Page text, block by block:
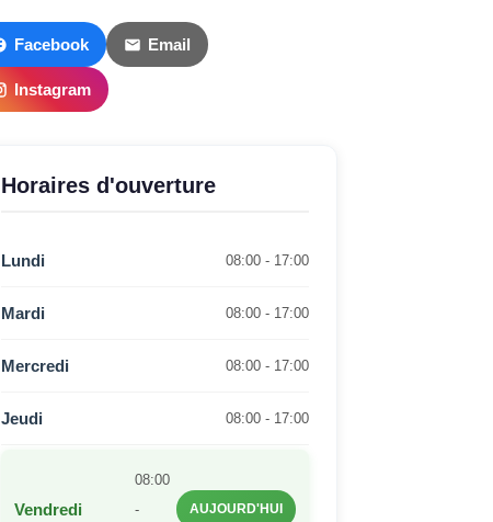
Facebook Email
Instagram
Horaires d'ouverture
Lundi 08:00 - 17:00
Mardi 08:00 - 17:00
Mercredi 08:00 - 17:00
Jeudi 08:00 - 17:00
Vendredi
08:00
-
AUJOURD'HUI